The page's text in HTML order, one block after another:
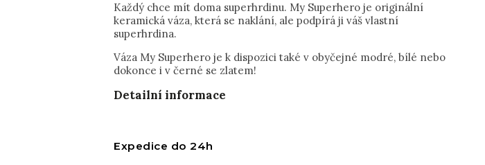
Každý chce mít doma superhrdinu. My Superhero je originální
keramická váza, která se naklání, ale podpírá ji váš vlastní
superhrdina.
Váza My Superhero je k dispozici také v obyčejné modré, bílé nebo
dokonce i v černé se zlatem!
Detailní informace
Expedice do 24h